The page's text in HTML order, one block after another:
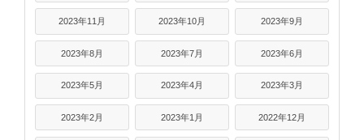
2023年11月 2023年10月 2023年9月
2023年8月 2023年7月 2023年6月
2023年5月 2023年4月 2023年3月
2023年2月 2023年1月 2022年12月